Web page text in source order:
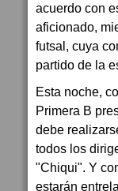
acuerdo con
aficionado,
futsal, cuya
partido de la
Esta noche,
Primera B
debe
todos los
"Chiqui". Y
estarán